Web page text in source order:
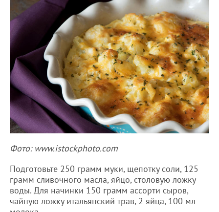
Фото: www.istockphoto.com
Подготовьте 250 грамм муки, щепотку соли, 125
грамм сливочного масла, яйцо, столовую ложку
воды. Для начинки 150 грамм ассорти сыров,
чайную ложку итальянский трав, 2 яйца, 100 мл